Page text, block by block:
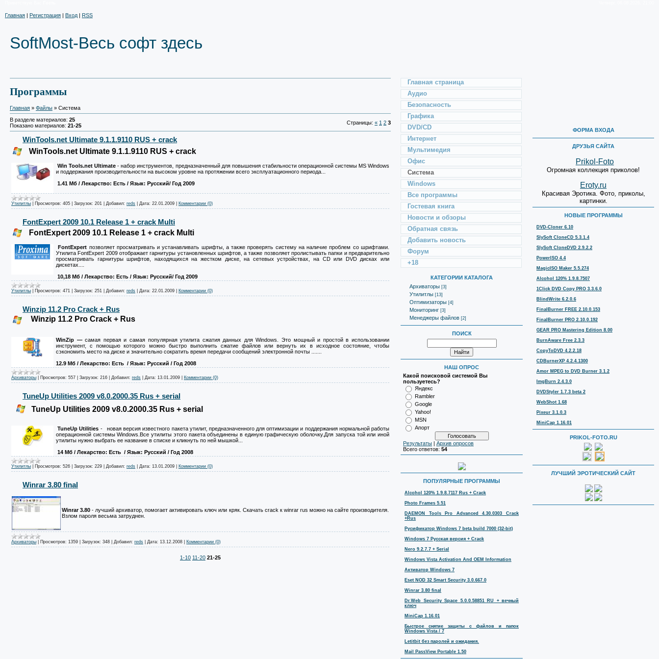
Главная | Регистрация | Вход | RSS
SoftMost-Весь софт здесь
Программы
Главная » Файлы » Система
В разделе материалов: 25
Показано материалов: 21-25 Страницы: « 1 2 3
WinTools.net Ultimate 9.1.1.9110 RUS + crack
WinTools.net Ultimate 9.1.1.9110 RUS + crack
Win Tools.net Ultimate - набор инструментов, предназначенный для повышения стабильности операционной системы MS Windows
и поддержания производительности на высоком уровне на протяжении всего эксплуатационного периода...
1.41 Mб / Лекарство: Есть / Язык: Русский/ Год 2009
Утилитлы Просмотров: 405 Загрузок: 201 Добавил: reds Дата: 22.01.2009 Комментарии (0)
FontExpert 2009 10.1 Release 1 + crack Multi
FontExpert 2009 10.1 Release 1 + crack Multi
FontExpert позволяет просматривать и устанавливать шрифты, а также проверять систему на наличие проблем со шрифтами.
Утилита FontExpert 2009 отображает гарнитуры установленных шрифтов, а также позволяет пролистывать папки и предварительно
просматривать гарнитуры шрифтов, находящихся на жестком диске, на сетевых устройствах, на CD или DVD дисках или
дискетах.
10,18 Мб / Лекарство: Есть / Язык: Русский/ Год 2009
Утилитлы Просмотров: 471 Загрузок: 251 Добавил: reds Дата: 22.01.2009 Комментарии (0)
Winzip 11.2 Pro Crack + Rus
Winzip 11.2 Pro Crack + Rus
WinZip —самая первая и самая популярная утилита сжатия данных для Windows. Это мощный и простой в использовании
инструмент, с помощью которого можно быстро выполнить сжатие файлов или вернуть их в исходное состояние, чтобы
сэкономить место на диске и значительно сократить время передачи сообщений электронной почты
12.9 Mб / Лекарство: Есть / Язык: Русский / Год 2008
Архиваторы Просмотров: 557 Загрузок: 216 Добавил: reds Дата: 13.01.2009 Комментарии (0)
TuneUp Utilities 2009 v8.0.2000.35 Rus + serial
TuneUp Utilities 2009 v8.0.2000.35 Rus + serial
TuneUp Utilities - новая версия известного пакета утилит, предназначенного для оптимизации и поддержания нормальной работы
операционной системы Windows.Все утилиты этого пакета объединены в единую графическую оболочку.Для запуска той или иной
утилиты нужно выбрать ее название в списке и кликнуть по ней мышкой...
14 Mб / Лекарство: Есть / Язык: Русский / Год 2008
Утилитлы Просмотров: 526 Загрузок: 229 Добавил: reds Дата: 13.01.2009 Комментарии (0)
Winrar 3.80 final
Winrar 3.80 - лучший архиватор, помогает активировать ключ или кряк. Скачать crack к winrar rus можно на сайте производителя.
Взлом пароля весьма затруднен.
Архиваторы Просмотров: 1359 Загрузок: 348 Добавил: reds Дата: 13.12.2008 Комментарии (0)
1-10 11-20 21-25
Главная страница
Аудио
Безопасность
Графика
DVD/CD
Интернет
Мультимедия
Офис
Система
Windows
Все программы
Гостевая книга
Новости и обзоры
Обратная связь
Добавить новость
Форум
+18
КАТЕГОРИИ КАТАЛОГА
Архиваторы [3]
Утилитлы [13]
Оптимизаторы [4]
Мониторинг [3]
Менеджеры файлов [2]
ПОИСК
НАШ ОПРОС
Какой поисковой системой Вы
пользуетесь?
Яндекс
Rambler
Google
Yahoo!
MSN
Апорт
Результаты | Архив опросов
Всего ответов: 54
ПОПУЛЯРНЫЕ ПРОГРАММЫ
Alcohol 120% 1.9.8.7117 Rus + Crack
Photo Frames 5.51
DAEMON Tools Pro Advanced 4.30.0303 Crack
+Rus
Русификатор Windows 7 beta build 7000 (32-bit)
Windows 7 Русская версия + Crack
Nero 9.2.7.7 + Serial
Windows Vista Activation And OEM Information
Активатор Windows 7
Eset NOD 32 Smart Security 3.0.667.0
Winrar 3.80 final
Dr.Web Security Space 5.0.0.58851 RU + вечный
ключ
MiniCap 1.16.01
Быстрое снятие защиты с файлов и папок
Windows Vista / 7
Letitbit без паролей и ожидания.
Mail PassView Portable 1.50
ФОРМА ВХОДА
ДРУЗЬЯ САЙТА
Prikol-Foto
Огромная коллекция приколов!
Eroty.ru
Красивая Эротика. Фото, приколы,
картинки.
НОВЫЕ ПРОГРАММЫ
DVD-Cloner 6.10
SlySoft CloneCD 5.3.1.4
SlySoft CloneDVD 2.9.2.2
PowerISO 4.4
MagicISO Maker 5.5.274
Alcohol 120% 1.9.8.7507
1Click DVD Copy PRO 3.3.6.0
BlindWrite 6.2.0.6
FinalBurner FREE 2.10.0.153
FinalBurner PRO 2.10.0.192
GEAR PRO Mastering Edition 8.00
BurnAware Free 2.3.3
CopyToDVD 4.2.2.18
CDBurnerXP 4.2.4.1300
Amor MPEG to DVD Burner 3.1.2
ImgBurn 2.4.3.0
DVDStyler 1.7.3 beta 2
WebShot 1.68
Pixeur 3.1.0.3
MiniCap 1.16.01
PRIKOL-FOTO.RU
ЛУЧШИЙ ЭРОТИЧЕСКИЙ САЙТ